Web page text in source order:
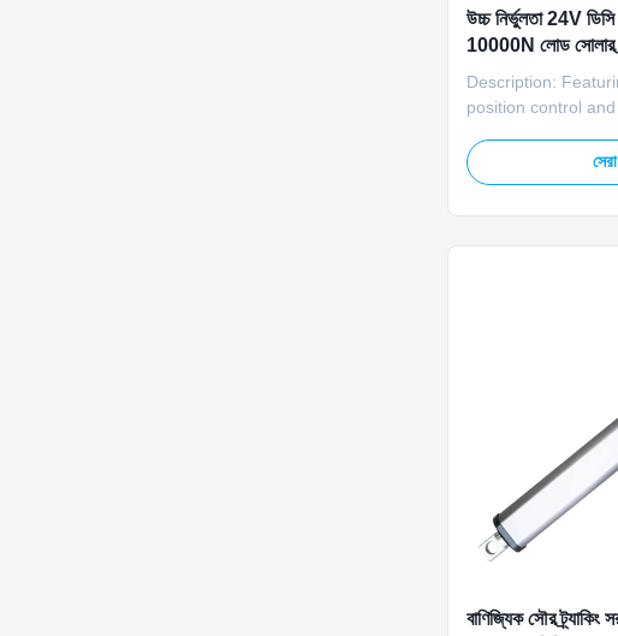
উচ্চ নির্ভুলতা 24V
10000N লোড সোলার
Description:
position control and
reliable linear
devices. It ensures
বাণিজ্যিক সৌর